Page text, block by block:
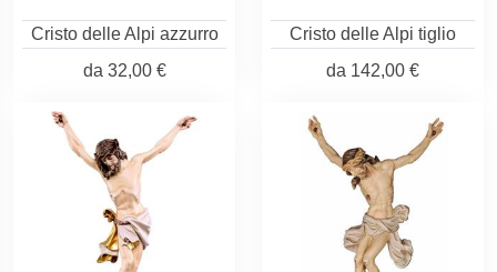
Cristo delle Alpi azzurro
da 32,00 €
Cristo delle Alpi tiglio
da 142,00 €